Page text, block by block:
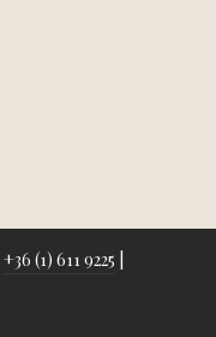
+36 (1) 611 9225